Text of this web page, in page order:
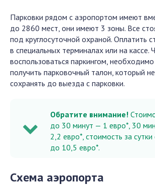
Парковки рядом с аэропортом имеют
до 2860 мест, они имеют 3 зоны. Все
под круглосуточной охраной. Оплатить
в специальных терминалах или на кассе.
воспользоваться паркингом,
получить парковочный талон, который
сохранять до выезда с парковки.
Обратите внимание!
до 30 минут — 1 евро*, 30
2,2 евро*, стоимость за
до 10,5 евро*.
Схема аэропорта